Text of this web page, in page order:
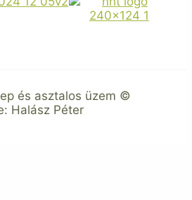
és asztalos üzem ©
Halász Péter